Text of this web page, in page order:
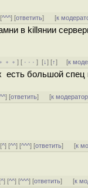
^^^] [ответить] [к
в killянии
﹢﹢﹢] [ · · ·][↓] [↑] [к
большой спец
] [ответить] [к
^] [^^] [^^^] [ответить] [к
^] [^^] [^^^] [ответить] [к